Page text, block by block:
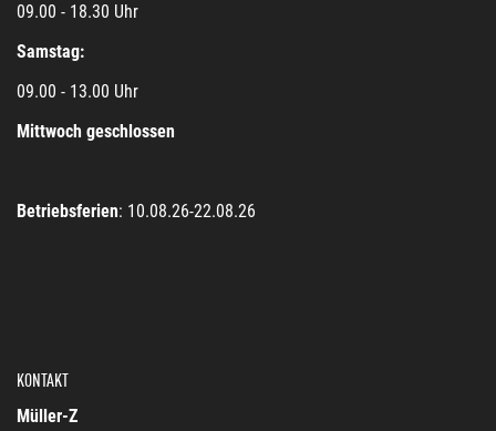
09.00 - 18.30 Uhr
Samstag:
09.00 - 13.00 Uhr
Mittwoch geschlossen
Betriebsferien: 10.08.26-22.08.26
KONTAKT
Müller-Z